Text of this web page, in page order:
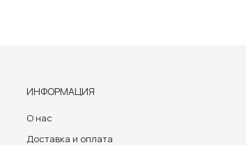
ИНФОРМАЦИЯ
О нас
Доставка и оплата